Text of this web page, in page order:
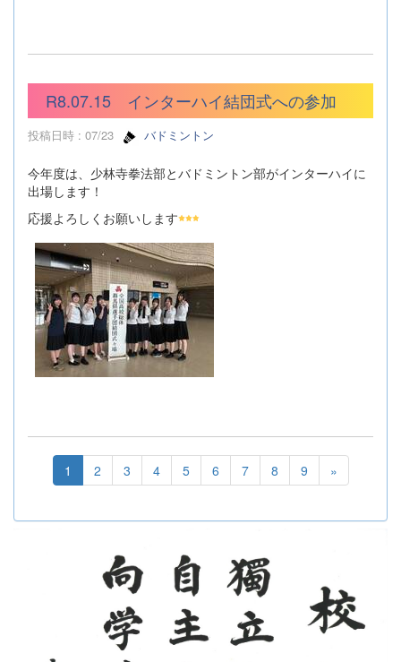
R8.07.15 インターハイ結団式への参加
投稿日時 : 07/23 バドミントン
今年度は、少林寺拳法部とバドミントン部がインターハイに
出場します！
応援よろしくお願いします
1 2 3 4 5 6 7 8 9 »